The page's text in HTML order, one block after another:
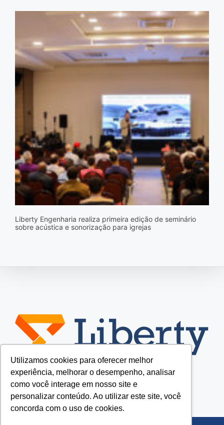
Utilizamos cookies para oferecer melhor
experiência, melhorar o desempenho, analisar
como você interage em nosso site e
personalizar conteúdo. Ao utilizar este site, você
concorda com o uso de cookies.
Liberty Engenharia realiza primeira edição de seminário
sobre acústica e sonorização para igrejas